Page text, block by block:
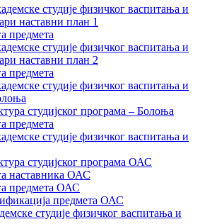
студије физичког васпитања и
наставни план 1
предмета
студије физичког васпитања и
наставни план 2
предмета
студије физичког васпитања и
студијског програма – Болоња
предмета
студије физичког васпитања и
студијског програма ОАС
наставника ОАС
предмета ОАС
предмета ОАС
студије физичког васпитања и